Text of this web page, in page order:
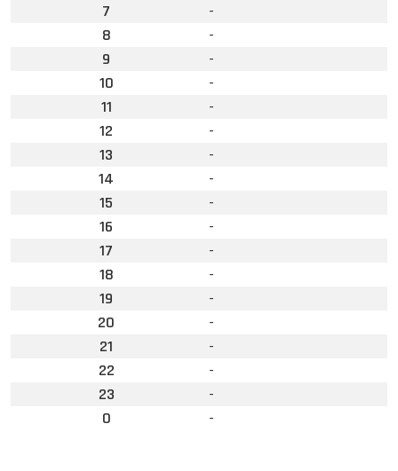
7
-
8
-
9
-
10
-
11
-
12
-
13
-
14
-
15
-
16
-
17
-
18
-
19
-
20
-
21
-
22
-
23
-
0
-